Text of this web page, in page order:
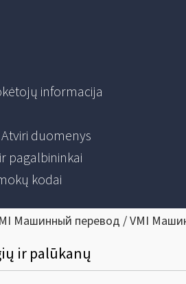
informacija
duomenys
pagalbininkai
kodai
Машинный перевод / VMI
ir palūkanų